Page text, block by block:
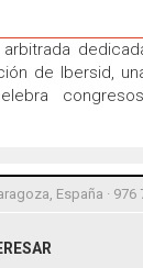
de Ibersid,
congresos
España · 976